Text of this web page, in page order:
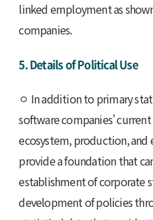
linked employment as
companies.
5. Details of Political Use
ㅇ In addition to primary
software companies’
ecosystem, production,
provide a foundation that
establishment of corporate
development of policies